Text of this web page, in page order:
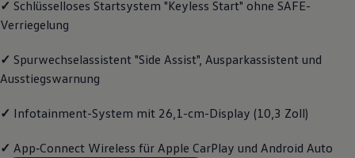
Motorenöl und Flüssigkeiten
Economy Service
Volkswagen Teile
Zubehör
Schutz und Pflege
Entertainment und Elektronik
Individualisieren
✓ Schlüsselloses Startsystem "Keyless Start" ohne SAFE-
Verriegelung
✓ Spurwechselassistent "Side Assist", Ausparkassistent und
Ausstiegswarnung
✓ Infotainment-System mit 26,1-cm-Display (10,3 Zoll)
✓ App‑Connect Wireless für Apple CarPlay und Android Auto